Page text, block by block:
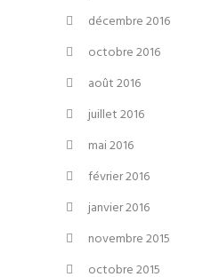
décembre 2016
octobre 2016
août 2016
juillet 2016
mai 2016
février 2016
janvier 2016
novembre 2015
octobre 2015